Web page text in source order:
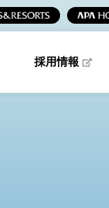
採用情報